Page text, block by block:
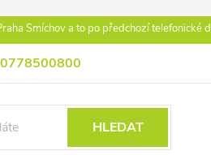
Smíchov a to po předchozí telefonické
Práva z vad reklamace
HLEDAT